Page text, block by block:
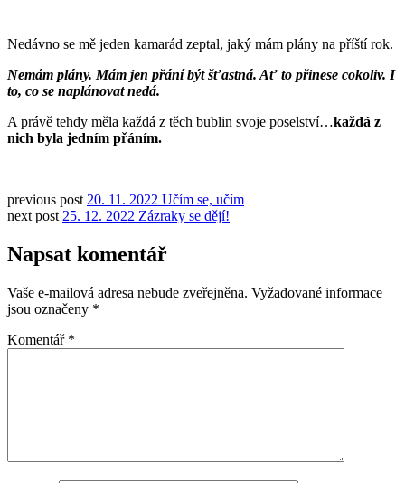
Nedávno se mě jeden kamarád zeptal, jaký mám plány na příští rok.
Nemám plány. Mám jen přání být šťastná. Ať to přinese cokoliv. I
to, co se naplánovat nedá.
A právě tehdy měla každá z těch bublin svoje poselství…každá z
nich byla jedním přáním.
previous post 20. 11. 2022 Učím se, učím
next post 25. 12. 2022 Zázraky se dějí!
Napsat komentář
Vaše e-mailová adresa nebude zveřejněna. Vyžadované informace
jsou označeny *
Komentář *